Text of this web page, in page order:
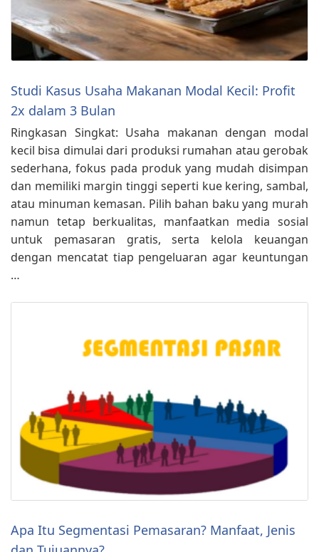
Studi Kasus Usaha Makanan Modal Kecil: Profit
2x dalam 3 Bulan
Ringkasan Singkat: Usaha makanan dengan modal
kecil bisa dimulai dari produksi rumahan atau gerobak
sederhana, fokus pada produk yang mudah disimpan
dan memiliki margin tinggi seperti kue kering, sambal,
atau minuman kemasan. Pilih bahan baku yang murah
namun tetap berkualitas, manfaatkan media sosial
untuk pemasaran gratis, serta kelola keuangan
dengan mencatat tiap pengeluaran agar keuntungan
…
Apa Itu Segmentasi Pemasaran? Manfaat, Jenis